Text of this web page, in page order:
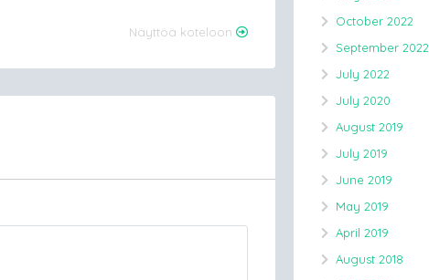
Näyttöä koteloon
October 2022
September 2022
July 2022
July 2020
August 2019
July 2019
June 2019
May 2019
April 2019
August 2018